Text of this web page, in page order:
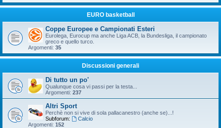
EURO basketball
Coppe Europee e Campionati Esteri
Eurolega, Eurocup ma anche Liga ACB, la Bundesliga, il campionato
greco e quello turco.
Argomenti: 35
Discussioni generali
Di tutto un po'
Qualunque cosa vi passi per la testa...
Argomenti: 237
Altri Sport
Perchè non si vive di sola pallacanestro (anche se)...!
Subforum:
Calcio
Argomenti: 152